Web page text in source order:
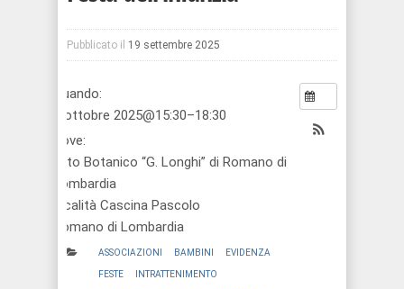
Pubblicato il 19 settembre 2025
Quando:
4 ottobre 2025@15:30–18:30
Dove:
Orto Botanico “G. Longhi” di Romano di
Lombardia
località Cascina Pascolo
Romano di Lombardia
ASSOCIAZIONI BAMBINI EVIDENZA
FESTE INTRATTENIMENTO